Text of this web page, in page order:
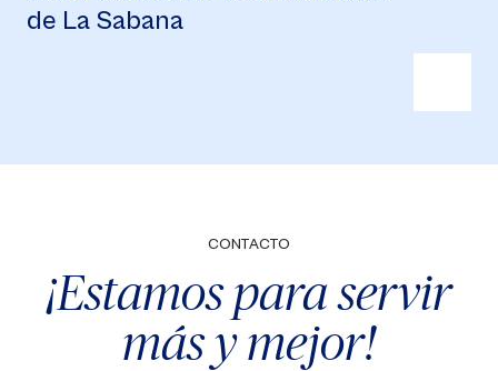
de La Sabana
CONTACTO
¡Estamos para servir
más y mejor!